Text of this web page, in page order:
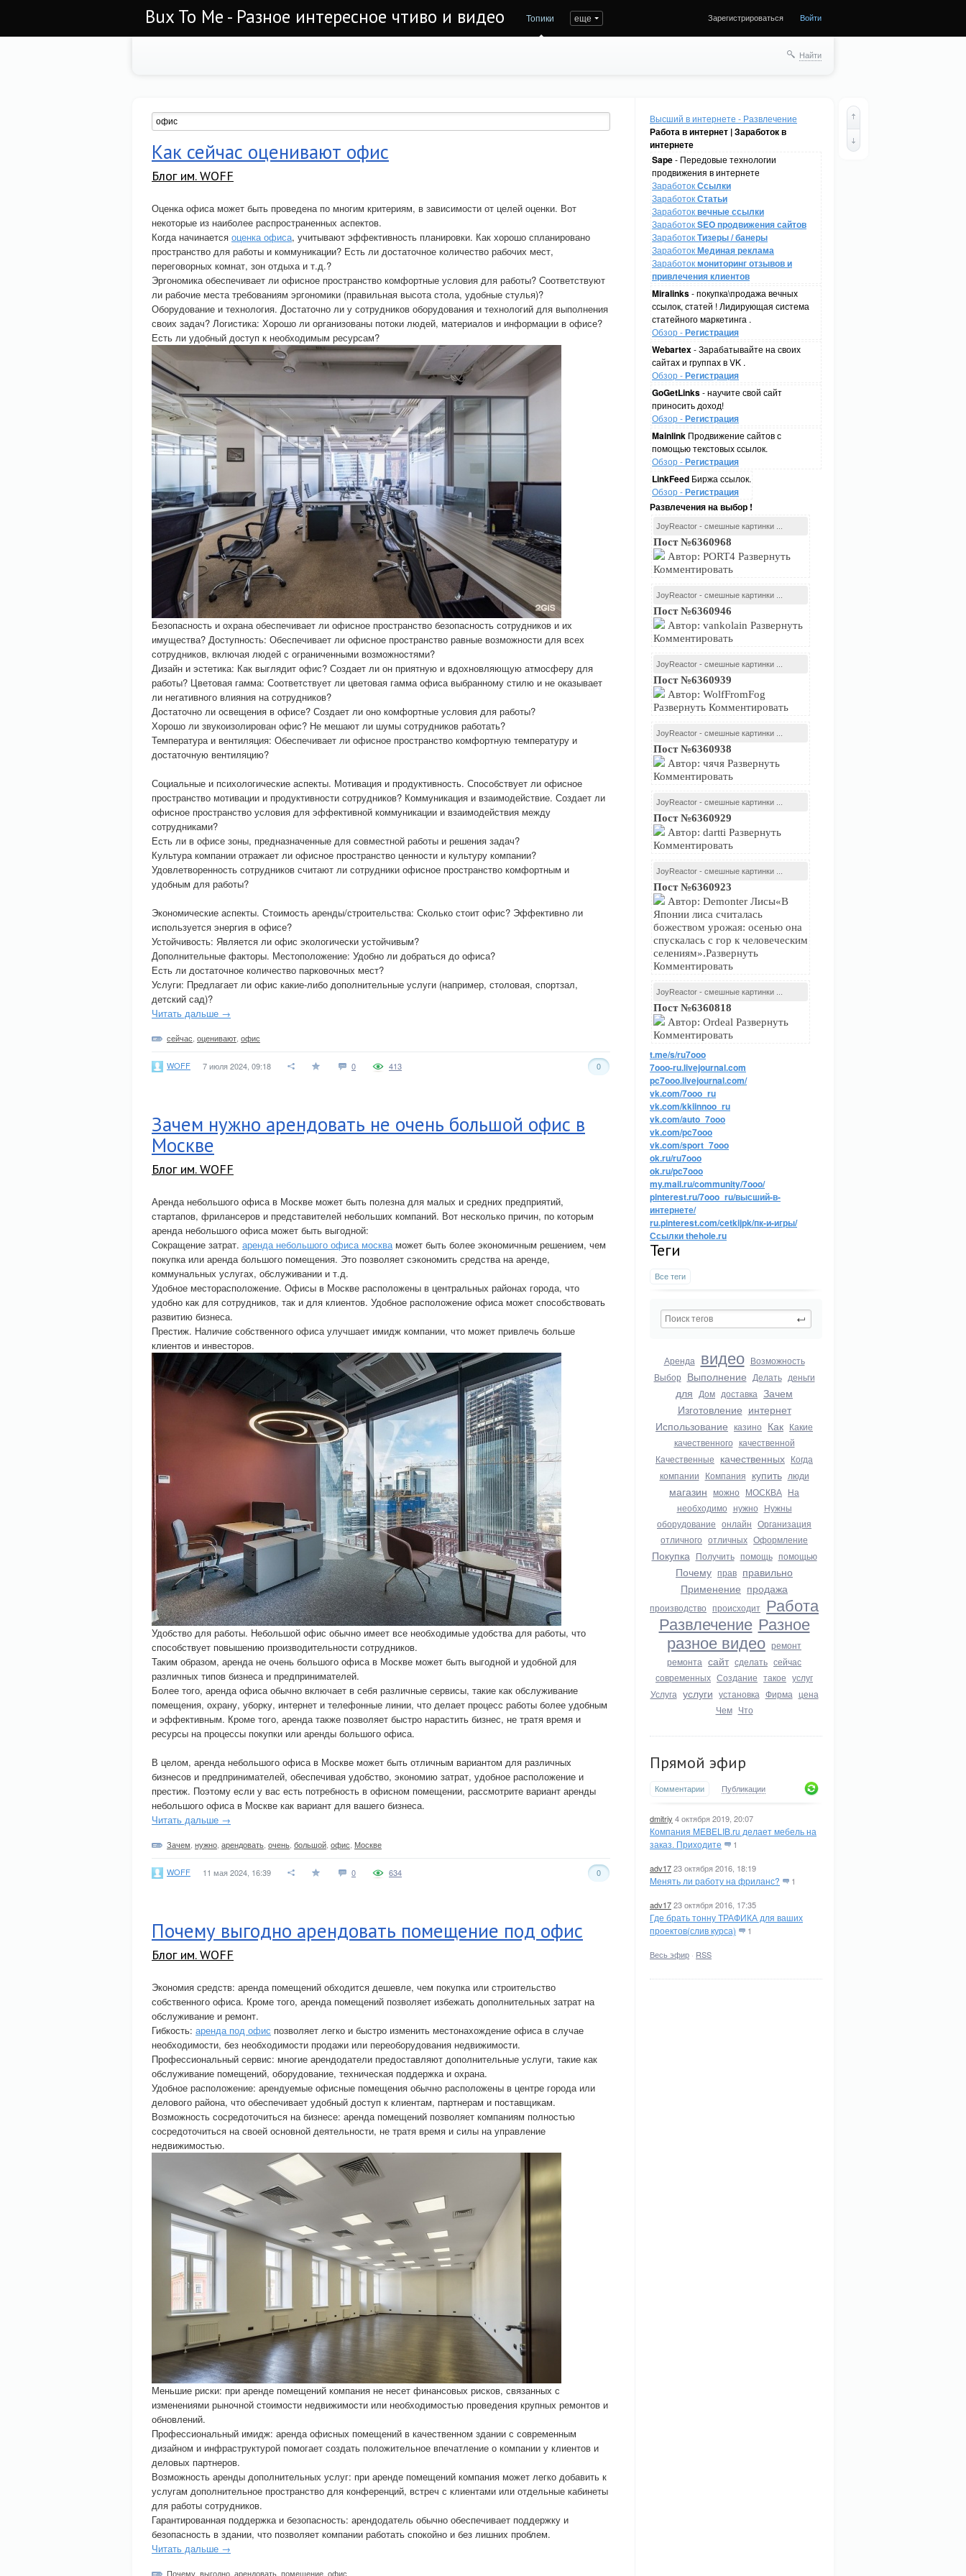
Bux To Me - Разное интересное чтиво и видео Топики еще Зарегистрироваться Войти
Найти
Высший в интернете - Развлечение
Работа в интернет | Заработок в
интернете
Sape- Передовые технологии
продвижения в интернете
ЗаработокСсылки
ЗаработокСтатьи
Заработоквечные ссылки
ЗаработокSEO продвижения сайтов
ЗаработокТизеры / банеры
ЗаработокМединая реклама
Заработокмониторинг отзывов и
привлечения клиентов
Miralinks- покупка\продажа вечных
ссылок, статей ! Лидирующая система
статейного маркетинга .
Обзор -Регистрация
Webartex- Зарабатывайте на своих
сайтах и группах в VK .
Обзор -Регистрация
GoGetLinks- научите свой сайт
приносить доход!
Обзор -Регистрация
Mainlink Продвижение сайтов с
помощью текстовых ссылок.
Обзор -Регистрация
LinkFeed Биржа ссылок.
Обзор -Регистрация
Развлечения на выбор !
JoyReactor - смешные картинки ...
Пост №6360968
Автор: PORT4 Развернуть
Комментировать
JoyReactor - смешные картинки ...
Пост №6360946
Автор: vankolain Развернуть
Комментировать
JoyReactor - смешные картинки ...
Пост №6360939
Автор: WolfFromFog
Развернуть Комментировать
JoyReactor - смешные картинки ...
Пост №6360938
Автор: чячя Развернуть
Комментировать
JoyReactor - смешные картинки ...
Пост №6360929
Автор: dartti Развернуть
Комментировать
JoyReactor - смешные картинки ...
Пост №6360923
Автор: Demonter Лисы«В
Японии лиса считалась
божеством урожая: осенью она
спускалась с гор к человеческим
селениям».Развернуть
Комментировать
JoyReactor - смешные картинки ...
Пост №6360818
Автор: Ordeal Развернуть
Комментировать
t.me/s/ru7ooo
7ooo-ru.livejournal.com
pc7ooo.livejournal.com/
vk.com/7ooo_ru
vk.com/kkiinnoo_ru
vk.com/auto_7ooo
vk.com/pc7ooo
vk.com/sport_7ooo
ok.ru/ru7ooo
ok.ru/pc7ooo
my.mail.ru/community/7ooo/
pinterest.ru/7ooo_ru/высший-в-
интернете/
ru.pinterest.com/cetkijpk/пк-и-игры/
Ссылки thehole.ru
Теги
Все теги
Аренда видео Возможность
Выбор Выполнение Делать деньги
для Дом доставка Зачем
Изготовление интернет
Использование казино Как Какие
качественного качественной
Качественные качественных Когда
компании Компания купить люди
магазин можно МОСКВА На
необходимо нужно Нужны
оборудование онлайн Организация
отличного отличных Оформление
Покупка Получить помощь помощью
Почему прав правильно
Применение продажа
производство происходит Работа
Развлечение Разное
разное видео ремонт
ремонта сайт сделать сейчас
современных Создание такое услуг
Услуга услуги установка Фирма цена
Чем Что
Прямой эфир
Комментарии Публикации
dmitriy 4 октября 2019, 20:07
Компания MEBELIB.ru делает мебель на
заказ. Приходите
1
adv1723 октября 2016, 18:19
Менять ли работу на фриланс? 1
adv1723 октября 2016, 17:35
Где брать тонну ТРАФИКА для ваших
проектов(слив курса)
1
Весь эфир · RSS
Как сейчас оценивают офис
Блог им. WOFF
Оценка офиса может быть проведена по многим критериям, в зависимости от целей оценки. Вот
некоторые из наиболее распространенных аспектов.
Когда начинается оценка офиса, учитывают эффективность планировки. Как хорошо спланировано
пространство для работы и коммуникации? Есть ли достаточное количество рабочих мест,
переговорных комнат, зон отдыха и т.д.?
Эргономика обеспечивает ли офисное пространство комфортные условия для работы? Соответствуют
ли рабочие места требованиям эргономики (правильная высота стола, удобные стулья)?
Оборудование и технология. Достаточно ли у сотрудников оборудования и технологий для выполнения
своих задач? Логистика: Хорошо ли организованы потоки людей, материалов и информации в офисе?
Есть ли удобный доступ к необходимым ресурсам?
Безопасность и охрана обеспечивает ли офисное пространство безопасность сотрудников и их
имущества? Доступность: Обеспечивает ли офисное пространство равные возможности для всех
сотрудников, включая людей с ограниченными возможностями?
Дизайн и эстетика: Как выглядит офис? Создает ли он приятную и вдохновляющую атмосферу для
работы? Цветовая гамма: Соответствует ли цветовая гамма офиса выбранному стилю и не оказывает
ли негативного влияния на сотрудников?
Достаточно ли освещения в офисе? Создает ли оно комфортные условия для работы?
Хорошо ли звукоизолирован офис? Не мешают ли шумы сотрудников работать?
Температура и вентиляция: Обеспечивает ли офисное пространство комфортную температуру и
достаточную вентиляцию?
Социальные и психологические аспекты. Мотивация и продуктивность. Способствует ли офисное
пространство мотивации и продуктивности сотрудников? Коммуникация и взаимодействие. Создает ли
офисное пространство условия для эффективной коммуникации и взаимодействия между
сотрудниками?
Есть ли в офисе зоны, предназначенные для совместной работы и решения задач?
Культура компании отражает ли офисное пространство ценности и культуру компании?
Удовлетворенность сотрудников считают ли сотрудники офисное пространство комфортным и
удобным для работы?
Экономические аспекты. Стоимость аренды/строительства: Сколько стоит офис? Эффективно ли
используется энергия в офисе?
Устойчивость: Является ли офис экологически устойчивым?
Дополнительные факторы. Местоположение: Удобно ли добраться до офиса?
Есть ли достаточное количество парковочных мест?
Услуги: Предлагает ли офис какие-либо дополнительные услуги (например, столовая, спортзал,
детский сад)?
Читать дальше →
сейчас оценивают офис
WOFF 7 июля 2024, 09:18 0 0
413
Зачем нужно арендовать не очень большой офис в
Москве
Блог им. WOFF
Аренда небольшого офиса в Москве может быть полезна для малых и средних предприятий,
стартапов, фрилансеров и представителей небольших компаний. Вот несколько причин, по которым
аренда небольшого офиса может быть выгодной:
Сокращение затрат. аренда небольшого офиса москваможет быть более экономичным решением, чем
покупка или аренда большого помещения. Это позволяет сэкономить средства на аренде,
коммунальных услугах, обслуживании и т.д.
Удобное месторасположение. Офисы в Москве расположены в центральных районах города, что
удобно как для сотрудников, так и для клиентов. Удобное расположение офиса может способствовать
развитию бизнеса.
Престиж. Наличие собственного офиса улучшает имидж компании, что может привлечь больше
клиентов и инвесторов.
Удобство для работы. Небольшой офис обычно имеет все необходимые удобства для работы, что
способствует повышению производительности сотрудников.
Таким образом, аренда не очень большого офиса в Москве может быть выгодной и удобной для
различных типов бизнеса и предпринимателей.
Более того, аренда офиса обычно включает в себя различные сервисы, такие как обслуживание
помещения, охрану, уборку, интернет и телефонные линии, что делает процесс работы более удобным
и эффективным. Кроме того, аренда также позволяет быстро нарастить бизнес, не тратя время и
ресурсы на процессы покупки или аренды большого офиса.
В целом, аренда небольшого офиса в Москве может быть отличным вариантом для различных
бизнесов и предпринимателей, обеспечивая удобство, экономию затрат, удобное расположение и
престиж. Поэтому если у вас есть потребность в офисном помещении, рассмотрите вариант аренды
небольшого офиса в Москве как вариант для вашего бизнеса.
Читать дальше →
Зачем нужно арендовать очень большой офис Москве
WOFF 11 мая 2024, 16:39 0 0
634
Почему выгодно арендовать помещение под офис
Блог им. WOFF
Экономия средств: аренда помещений обходится дешевле, чем покупка или строительство
собственного офиса. Кроме того, аренда помещений позволяет избежать дополнительных затрат на
обслуживание и ремонт.
Гибкость: аренда под офис позволяет легко и быстро изменить местонахождение офиса в случае
необходимости, без необходимости продажи или переоборудования недвижимости.
Профессиональный сервис: многие арендодатели предоставляют дополнительные услуги, такие как
обслуживание помещений, оборудование, техническая поддержка и охрана.
Удобное расположение: арендуемые офисные помещения обычно расположены в центре города или
делового района, что обеспечивает удобный доступ к клиентам, партнерам и поставщикам.
Возможность сосредоточиться на бизнесе: аренда помещений позволяет компаниям полностью
сосредоточиться на своей основной деятельности, не тратя время и силы на управление
недвижимостью.
Меньшие риски: при аренде помещений компания не несет финансовых рисков, связанных с
изменениями рыночной стоимости недвижимости или необходимостью проведения крупных ремонтов и
обновлений.
Профессиональный имидж: аренда офисных помещений в качественном здании с современным
дизайном и инфраструктурой помогает создать положительное впечатление о компании у клиентов и
деловых партнеров.
Возможность аренды дополнительных услуг: при аренде помещений компания может легко добавить к
услугам дополнительное пространство для конференций, встреч с клиентами или отдельные кабинеты
для работы сотрудников.
Гарантированная поддержка и безопасность: арендодатель обычно обеспечивает поддержку и
безопасность в здании, что позволяет компании работать спокойно и без лишних проблем.
Читать дальше →
Почему выгодно арендовать помещение офис